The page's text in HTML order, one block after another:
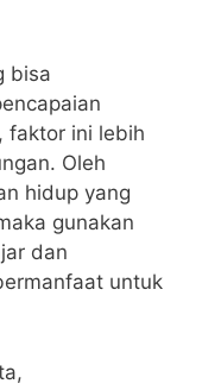
bisa
faktor ini lebih
Oleh
hidup yang
gunakan
dan
untuk